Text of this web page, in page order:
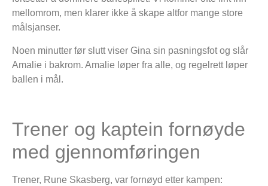
mellomrom, men klarer ikke å skape altfor mange store
målsjanser.
Noen minutter før slutt viser Gina sin pasningsfot og slår
Amalie i bakrom. Amalie løper fra alle, og regelrett løper
ballen i mål.
Trener og kaptein fornøyde
med gjennomføringen
Trener, Rune Skasberg, var fornøyd etter kampen: